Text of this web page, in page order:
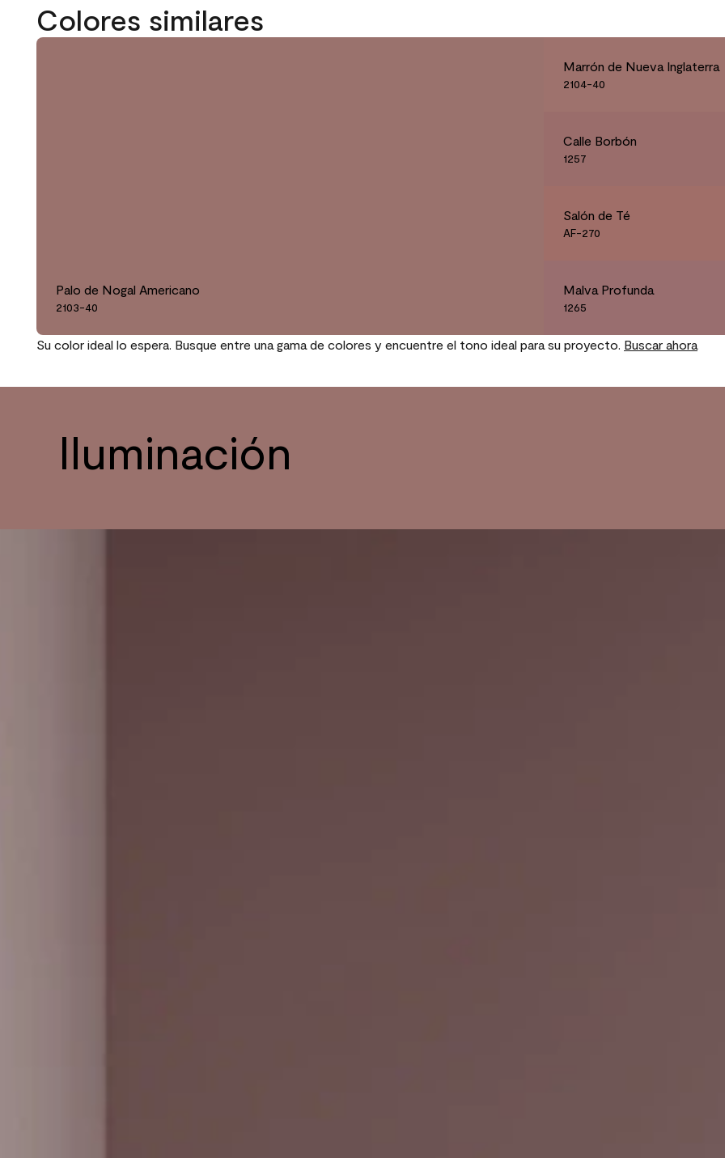
Colores similares
Palo de Nogal Americano
2103-40
Marrón de Nueva Inglaterra
2104-40
Calle Borbón
1257
Salón de Té
AF-270
Malva Profunda
1265
Su color ideal lo espera. Busque entre una gama de colores y encuentre el tono ideal para su proyecto. Buscar ahora
Iluminación